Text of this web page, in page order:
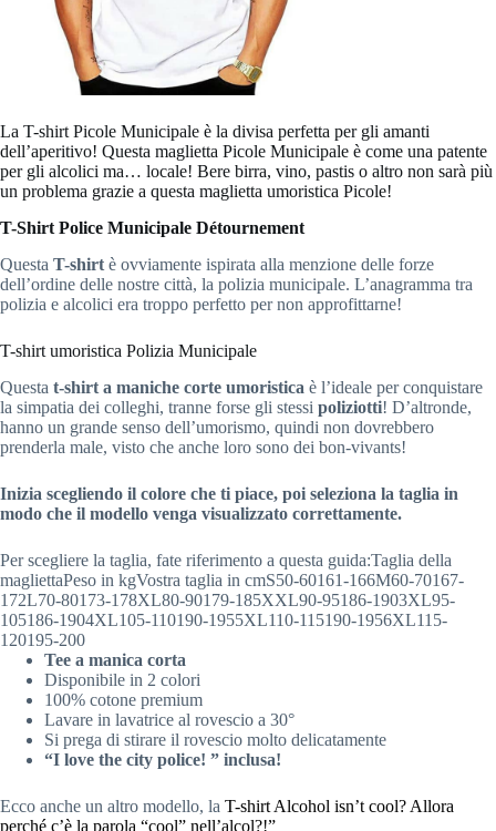
La T-shirt Picole Municipale è la divisa perfetta per gli amanti
dell’aperitivo! Questa maglietta Picole Municipale è come una patente
per gli alcolici ma… locale! Bere birra, vino, pastis o altro non sarà più
un problema grazie a questa maglietta umoristica Picole!
T-Shirt Police Municipale Détournement
Questa T-shirt è ovviamente ispirata alla menzione delle forze
dell’ordine delle nostre città, la polizia municipale. L’anagramma tra
polizia e alcolici era troppo perfetto per non approfittarne!
T-shirt umoristica Polizia Municipale
Questa t-shirt a maniche corte umoristica è l’ideale per conquistare
la simpatia dei colleghi, tranne forse gli stessi poliziotti! D’altronde,
hanno un grande senso dell’umorismo, quindi non dovrebbero
prenderla male, visto che anche loro sono dei bon-vivants!
Inizia scegliendo il colore che ti piace, poi seleziona la taglia in
modo che il modello venga visualizzato correttamente.
Per scegliere la taglia, fate riferimento a questa guida:Taglia della
magliettaPeso in kgVostra taglia in cmS50-60161-166M60-70167-
172L70-80173-178XL80-90179-185XXL90-95186-1903XL95-
105186-1904XL105-110190-1955XL110-115190-1956XL115-
120195-200
Tee a manica corta
Disponibile in 2 colori
100% cotone premium
Lavare in lavatrice al rovescio a 30°
Si prega di stirare il rovescio molto delicatamente
“I love the city police! ” inclusa!
Ecco anche un altro modello, la T-shirt Alcohol isn’t cool? Allora
perché c’è la parola “cool” nell’alcol?!”